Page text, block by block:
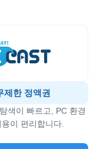
제한 정액권
색이 빠르고, PC 환경
이 편리합니다.